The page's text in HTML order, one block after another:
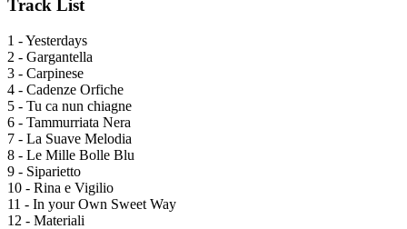
Track List
1 - Yesterdays
2 - Gargantella
3 - Carpinese
4 - Cadenze Orfiche
5 - Tu ca nun chiagne
6 - Tammurriata Nera
7 - La Suave Melodia
8 - Le Mille Bolle Blu
9 - Siparietto
10 - Rina e Vigilio
11 - In your Own Sweet Way
12 - Materiali